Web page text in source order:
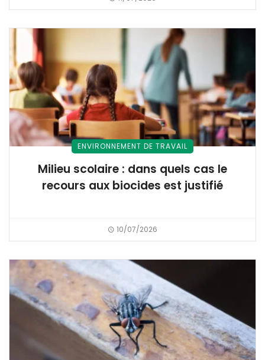
ENVIRONNEMENT DE TRAVAIL
Milieu scolaire : dans quels cas le
recours aux biocides est justifié
10/07/2026